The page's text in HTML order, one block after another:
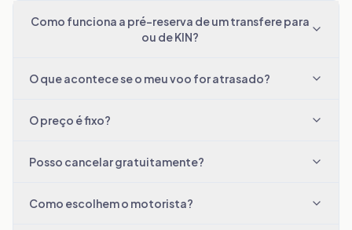
Como funciona a pré-reserva de um transfere para
ou de KIN?
O que acontece se o meu voo for atrasado?
O preço é fixo?
Posso cancelar gratuitamente?
Como escolhem o motorista?